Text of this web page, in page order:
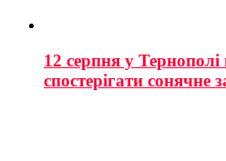
12 серпня у
спостерігати сонячне